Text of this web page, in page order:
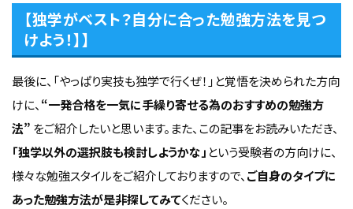
【独学がベスト？自分に合った勉強方法を見つ
けよう！】】
最後に、「やっぱり実技も独学で行くぜ！」と覚悟を決められた方向
けに、 “一発合格を一気に手繰り寄せる為のおすすめの勉強方
法” をご紹介したいと思います。また、この記事をお読みいただき、
「独学以外の選択肢も検討しようかな」 という受験者の方向けに、
様々な勉強スタイルをご紹介しておりますので、 ご自身のタイプに
あった勉強方法が是非探してみてください。